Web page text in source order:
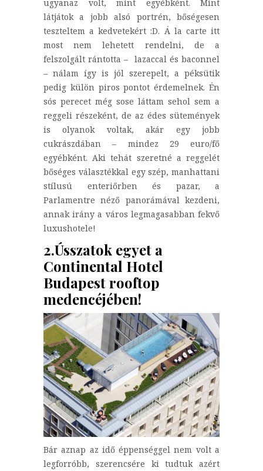
ugyanaz volt, mint egyébként. Mint
látjátok a jobb alsó portrén, bőségesen
teszteltem a kedvetekért :D. Á la carte itt
most nem lehetett rendelni, de a
felszolgált rántotta – lazaccal és baconnel
– nálam így is jól szerepelt, a péksütik
pedig külön piros pontot érdemelnek. Én
sós perecet még sose láttam sehol sem a
reggeli részeként, de az édes sütemények
is olyanok voltak, akár egy jobb
cukrászdában – mindez 29 euro/fő
egyébként. Aki tehát szeretné a reggelét
bőséges választékkal egy szép, manhattani
stílusú enteriőrben és pazar, a
Parlamentre néző panorámával kezdeni,
annak irány a város legmagasabban fekvő
luxushotele!
2.Ússzatok egyet a
Continental Hotel
Budapest rooftop
medencéjében!
Bár aznap az idő éppenséggel nem volt a
legforróbb, szerencsére ki tudtuk azért